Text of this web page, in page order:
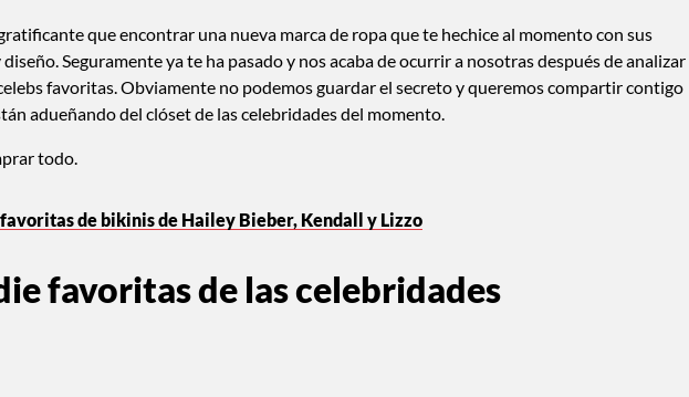
que encontrar una nueva marca de ropa que te hechice al momento con sus
Seguramente ya te ha pasado y nos acaba de ocurrir a nosotras después de analizar
favoritas. Obviamente no podemos guardar el secreto y queremos compartir contigo
adueñando del clóset de las celebridades del momento.
todo.
favoritas de bikinis de Hailey Bieber, Kendall y Lizzo
favoritas de las celebridades